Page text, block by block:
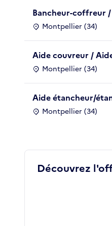
Bancheur-coffreur
Montpellier (34)
Aide couvreur /
Montpellier (34)
Aide étancheur/
Montpellier (34)
Découvrez